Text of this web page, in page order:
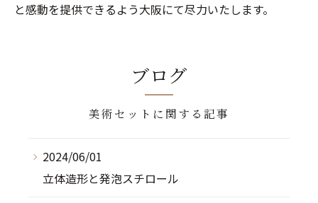
と感動を提供できるよう大阪にて尽力いたします。
ブログ
美術セットに関する記事
2024/06/01
立体造形と発泡スチロール